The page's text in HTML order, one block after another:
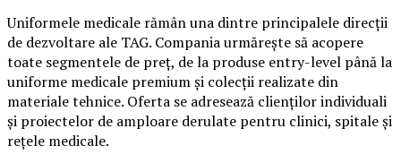
Uniformele medicale rămân una dintre principalele direcții
de dezvoltare ale TAG. Compania urmărește să acopere
toate segmentele de preț, de la produse entry-level până la
uniforme medicale premium și colecții realizate din
materiale tehnice. Oferta se adresează clienților individuali
și proiectelor de amploare derulate pentru clinici, spitale și
rețele medicale.